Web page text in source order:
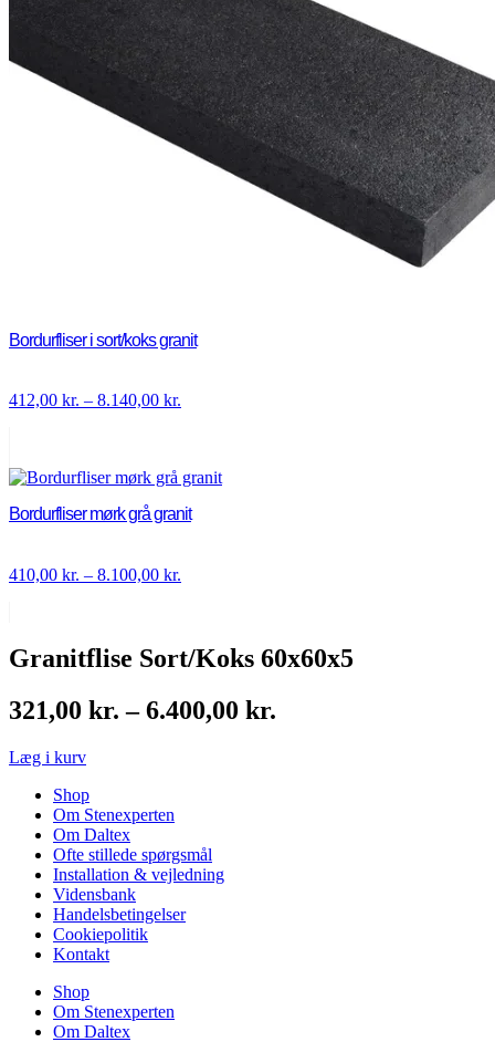
Bordurfliser i sort/koks granit
412,00 kr. – 8.140,00 kr.
Bordurfliser mørk grå granit
410,00 kr. – 8.100,00 kr.
Granitflise Sort/Koks 60x60x5
321,00 kr. – 6.400,00 kr.
Læg i kurv
Shop
Om Stenexperten
Om Daltex
Ofte stillede spørgsmål
Installation & vejledning
Vidensbank
Handelsbetingelser
Cookiepolitik
Kontakt
Shop
Om Stenexperten
Om Daltex